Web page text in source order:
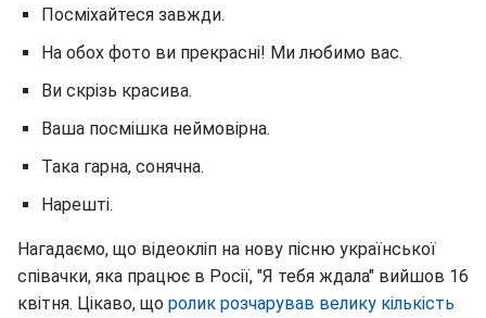
Посміхайтеся завжди.
На обох фото ви прекрасні! Ми любимо вас.
Ви скрізь красива.
Ваша посмішка неймовірна.
Така гарна, сонячна.
Нарешті.
Нагадаємо, що відеокліп на нову пісню української
співачки, яка працює в Росії, "Я тебя ждала" вийшов 16
квітня. Цікаво, що ролик розчарував велику кількість